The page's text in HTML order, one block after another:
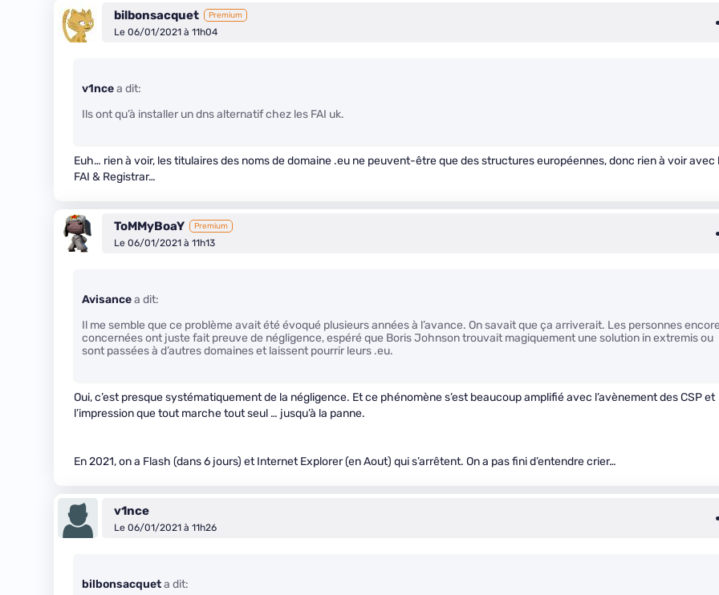
bilbonsacquet Premium
Le 06/01/2021 à 11h04
v1ncea dit:
Ils ont qu’à installer un dns alternatif chez les FAI uk.
Euh… rien à voir, les titulaires des noms de domaine .eu ne peuvent-être que des structures européennes, donc rien à voir avec
FAI & Registrar…
ToMMyBoaY Premium
Le 06/01/2021 à 11h13
Avisancea dit:
Il me semble que ce problème avait été évoqué plusieurs années à l’avance. On savait que ça arriverait. Les personnes
concernées ont juste fait preuve de négligence, espéré que Boris Johnson trouvait magiquement une solution in extremis ou
sont passées à d’autres domaines et laissent pourrir leurs .eu.
Oui, c’est presque systématiquement de la négligence. Et ce phénomène s’est beaucoup amplifié avec l’avènement des CSP et
l’impression que tout marche tout seul … jusqu’à la panne.
En 2021, on a Flash (dans 6 jours) et Internet Explorer (en Aout) qui s’arrêtent. On a pas fini d’entendre crier…
v1nce
Le 06/01/2021 à 11h26
bilbonsacqueta dit: